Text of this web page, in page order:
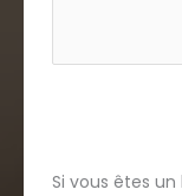
Si vous êtes